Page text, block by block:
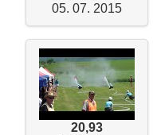
05. 07. 2015
20,93